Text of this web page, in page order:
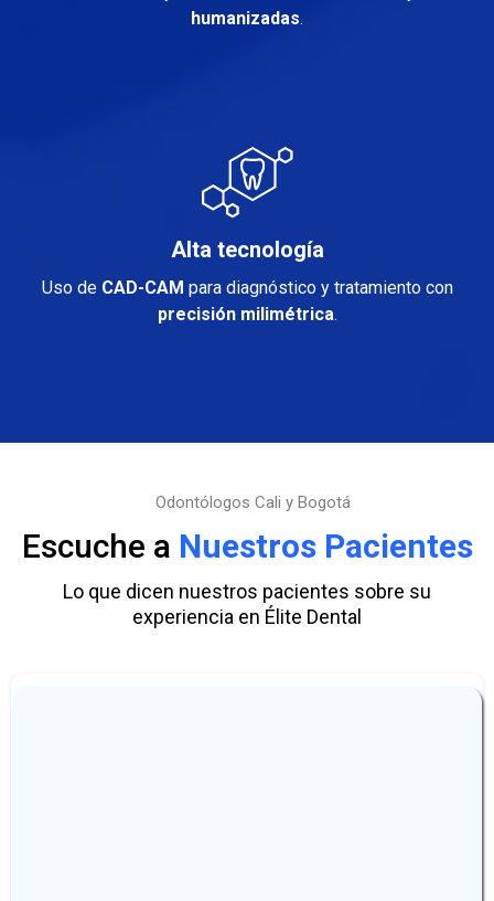
humanizadas.
Alta tecnología
Uso de CAD-CAM para diagnóstico y tratamiento con
precisión milimétrica.
Odontólogos Cali y Bogotá
Escuche a Nuestros Pacientes
Lo que dicen nuestros pacientes sobre su
experiencia en Élite Dental